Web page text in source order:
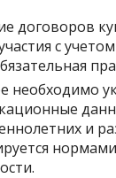
договоров
с
необходимо
и